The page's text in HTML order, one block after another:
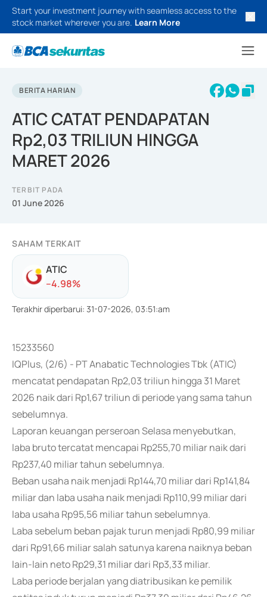
Start your investment journey with seamless access to the
stock market wherever you are. Learn More
BERITA HARIAN
ATIC CATAT PENDAPATAN
Rp2,03 TRILIUN HINGGA
MARET 2026
TERBIT PADA
01 June 2026
SAHAM TERKAIT
ATIC
--4.98%
Terakhir diperbarui: 31-07-2026, 03:51:am
15233560
IQPlus, (2/6) - PT Anabatic Technologies Tbk (ATIC)
mencatat pendapatan Rp2,03 triliun hingga 31 Maret
2026 naik dari Rp1,67 triliun di periode yang sama tahun
sebelumnya.
Laporan keuangan perseroan Selasa menyebutkan,
laba bruto tercatat mencapai Rp255,70 miliar naik dari
Rp237,40 miliar tahun sebelumnya.
Beban usaha naik menjadi Rp144,70 miliar dari Rp141,84
miliar dan laba usaha naik menjadi Rp110,99 miliar dari
laba usaha Rp95,56 miliar tahun sebelumnya.
Laba sebelum beban pajak turun menjadi Rp80,99 miliar
dari Rp91,66 miliar salah satunya karena naiknya beban
lain-lain neto Rp29,31 miliar dari Rp3,33 miliar.
Laba periode berjalan yang diatribusikan ke pemilik